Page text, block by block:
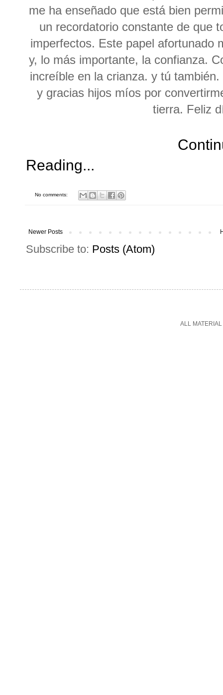
me ha enseñado que está bien
un recordatorio constante de que
imperfectos. Este papel afortunado
y, lo más importante, la confianza.
increíble en la crianza. y tú
y gracias hijos míos por
tierra. Feliz
Reading...
No comments:
Newer Posts
Subscribe to: Posts (Atom)
ALL